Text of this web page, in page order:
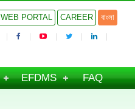
WEB PORTAL CAREER বাংলা
EFDMS FAQ